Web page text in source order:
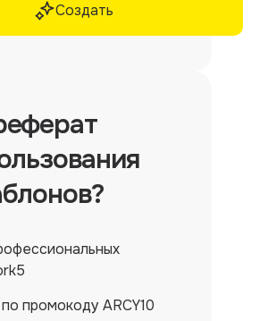
Создать
промокоду ARCY10